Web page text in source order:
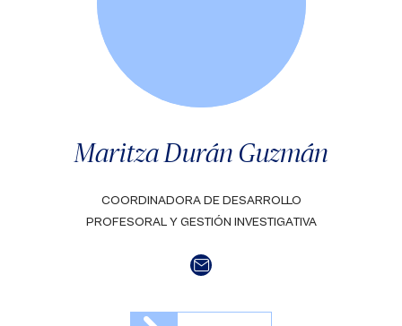
Maritza Durán Guzmán
COORDINADORA DE DESARROLLO
PROFESORAL Y GESTIÓN INVESTIGATIVA